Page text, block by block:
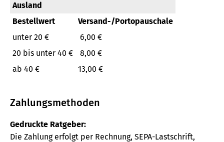
Ausland
Bestellwert
Versand-/Portopauschale
unter 20 €
6,00 €
20 bis unter 40 €
8,00 €
ab 40 €
13,00 €
Zahlungsmethoden
Gedruckte Ratgeber:
Die Zahlung erfolgt per Rechnung, SEPA-Lastschrift,